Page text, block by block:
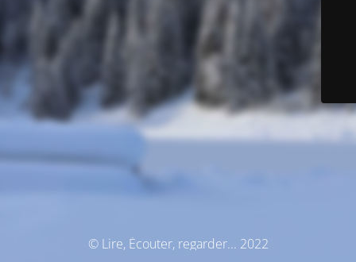
© Lire, Écouter, regarder... 2022